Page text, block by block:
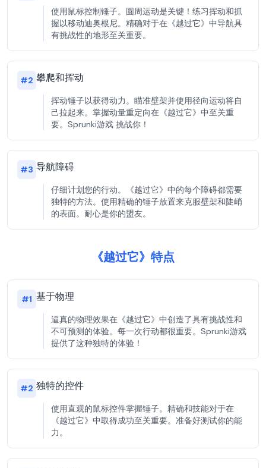
使用鼠标控制锤子。圆周运动是关键！练习挥动和抓
握以移动迪奥根尼。精确对于在《越过它》中导航具
有挑战性的地形至关重要。
#2 攀爬和挥动
挥动锤子以获得动力。瞄准壁架并使用径向运动将自
己拉起来。掌握动量重定向在《越过它》中至关重
要。Sprunki游戏 挑战你！
#3 导航障碍
仔细计划您的行动。《越过它》中的每个障碍都需要
独特的方法。使用精确的锤子放置来克服壁架和陡峭
的表面。耐心是你的盟友。
《越过它》特点
#1 基于物理
逼真的物理效果在《越过它》中创造了具有挑战性和
不可预测的体验。每一次行动都很重要。Sprunki游戏
提供了这种独特的体验！
#2 独特的控件
使用直观的鼠标控件掌握锤子。精确和技能对于在
《越过它》中取得成功至关重要。准备好测试你的能
力。